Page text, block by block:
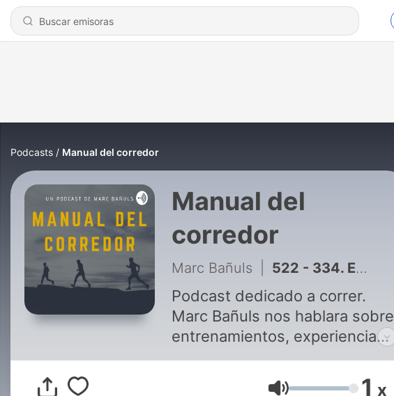
Podcasts Manual del corredor
Manual del
corredor
Marc Bañuls 522 - 334. El error de entrenar con zonas falsas: Parámetros básicos para ajustarlas bien
Podcast dedicado a correr.
Marc Bañuls nos hablara sobre
entrenamientos, experiencias
y dudas que pueden surgir a
cualquier corredor a la hora de
1 x